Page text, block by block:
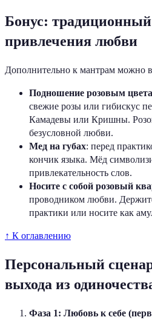
Бонус:
привлечения любви
Дополнительно к мантрам можно
Подношение розовым
свежие розы или гибискус
Камадевы или Кришны.
безусловной любви.
Мед на губах: перед
кончик языка. Мёд
привлекательность слов.
Носите с собой розовый
проводником любви.
практики или носите как
↑ К оглавлению
Персональный
выхода из
Фаза 1: Любовь к себе